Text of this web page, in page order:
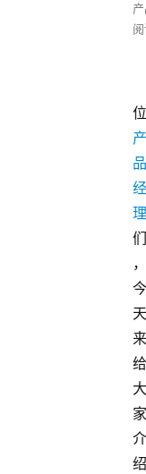
位
产
品
经
理
们
，
今
天
来
给
大
家
介
绍